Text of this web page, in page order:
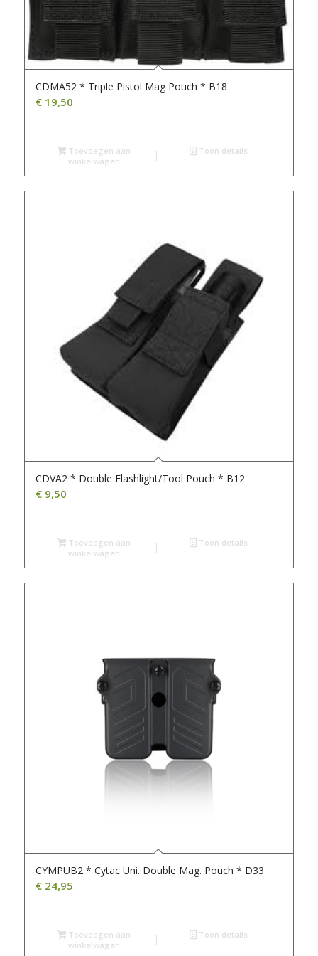
CDMA52 * Triple Pistol Mag Pouch * B18
€19,50
Toevoegen aan
winkelwagen
Toon details
CDVA2 * Double Flashlight/Tool Pouch * B12
€9,50
Toevoegen aan
winkelwagen
Toon details
CYMPUB2 * Cytac Uni. Double Mag. Pouch * D33
€24,95
Toevoegen aan
winkelwagen
Toon details